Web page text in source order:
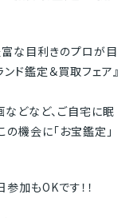
富な目利きのプロが目
ド鑑定＆買取フェア』
どなど、ご自宅に眠
機会に「お宝鑑定」
加もOKです！！